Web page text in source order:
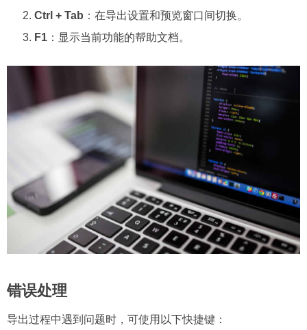
Ctrl + Tab ：在导出设置和预览窗口间切换。
F1 ：显示当前功能的帮助文档。
错误处理
导出过程中遇到问题时，可使用以下快捷键：